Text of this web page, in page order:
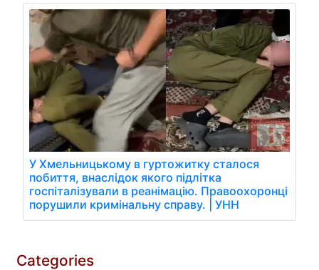
У Хмельницькому в гуртожитку сталося
побиття, внаслідок якого підлітка
госпіталізували в реанімацію. Правоохоронці
порушили кримінальну справу. | УНН
Categories